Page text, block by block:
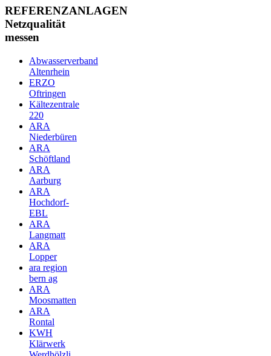
REFERENZANLAGEN
Netzqualität
messen
Abwasserverband
Altenrhein
ERZO
Oftringen
Kältezentrale
220
ARA
Niederbüren
ARA
Schöftland
ARA
Aarburg
ARA
Hochdorf-
EBL
ARA
Langmatt
ARA
Lopper
ara region
bern ag
ARA
Moosmatten
ARA
Rontal
KWH
Klärwerk